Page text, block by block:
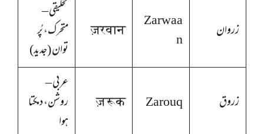
زروان
Zarwaa
n
ज़रवान
تخلیقی –
متحرک، پُر
توان (جدید)
زروق Zarouq
ज़रूक
عربی –
روشن، دمکتا
ہوا